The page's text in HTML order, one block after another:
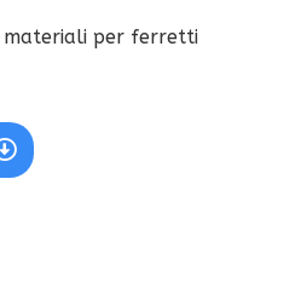
materiali per ferretti